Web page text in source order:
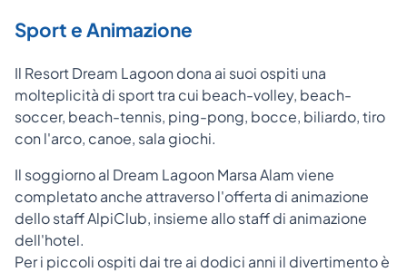
Sport e Animazione
Il Resort Dream Lagoon dona ai suoi ospiti una
molteplicità di sport tra cui beach-volley, beach-
soccer, beach-tennis, ping-pong, bocce, biliardo, tiro
con l'arco, canoe, sala giochi.
Il soggiorno al Dream Lagoon Marsa Alam viene
completato anche attraverso l'offerta di animazione
dello staff AlpiClub, insieme allo staff di animazione
dell'hotel.
Per i piccoli ospiti dai tre ai dodici anni il divertimento è